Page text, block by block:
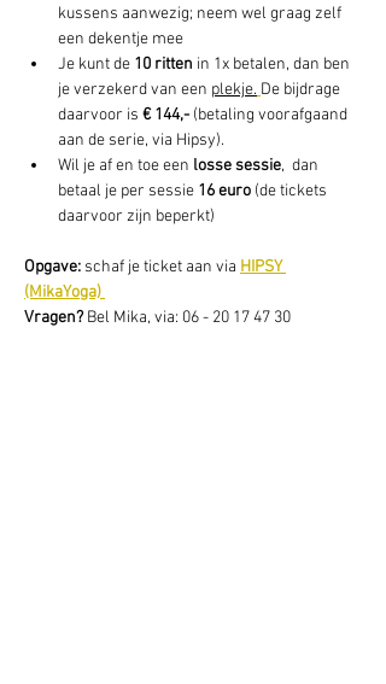
kussens aanwezig; neem wel graag zelf
een dekentje mee
Je kunt de 10 ritten in 1x betalen, dan ben
je verzekerd van een plekje. De bijdrage
daarvoor is € 144,- (betaling voorafgaand
aan de serie, via Hipsy).
Wil je af en toe een losse sessie,  dan
betaal je per sessie 16 euro (de tickets
daarvoor zijn beperkt)
Opgave: schaf je ticket aan via HIPSY
(MikaYoga)
Vragen? Bel Mika, via: 06 - 20 17 47 30